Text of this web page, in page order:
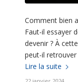
Comment bien
Faut-il essayer
devenir ? À
peut-il retrouver
Lire la suite